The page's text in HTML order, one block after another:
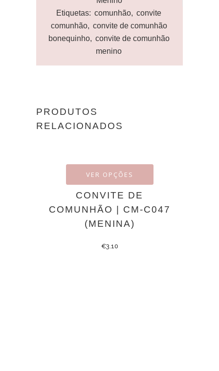
Etiquetas: comunhão, convite
comunhão, convite de comunhão
bonequinho, convite de comunhão
menino
PRODUTOS
RELACIONADOS
VER OPÇÕES
CONVITE DE
COMUNHÃO | CM-C047
(MENINA)
€3.10